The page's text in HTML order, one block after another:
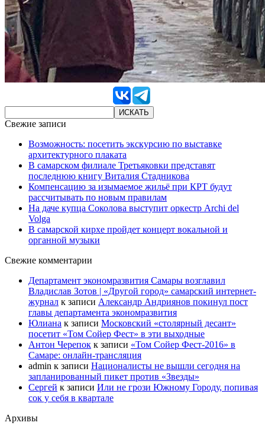
Свежие записи
Возможность: посетить экскурсию по выставке
архитектурного плаката
В самарском филиале Третьяковки представят
последнюю книгу Виталия Стадникова
Компенсацию за изымаемое жильё при КРТ будут
рассчитывать по новым правилам
На даче купца Соколова выступит оркестр Archi del
Volga
В самарской кирхе пройдет концерт вокальной и
органной музыки
Свежие комментарии
Департамент экономразвития Самары возглавил
Владислав Зотов | «Другой город» самарский интернет-
журнал к записи Александр Андриянов покинул пост
главы департамента экономразвития
Юлиана к записи Московский «столярный десант»
посетит «Том Сойер Фест» в эти выходные
Антон Черепок к записи «Том Сойер Фест-2016» в
Самаре: онлайн-трансляция
admin к записи Националисты не вышли сегодня на
запланированный пикет против «Звезды»
Сергей к записи Или не грози Южному Городу, попивая
сок у себя в квартале
Архивы